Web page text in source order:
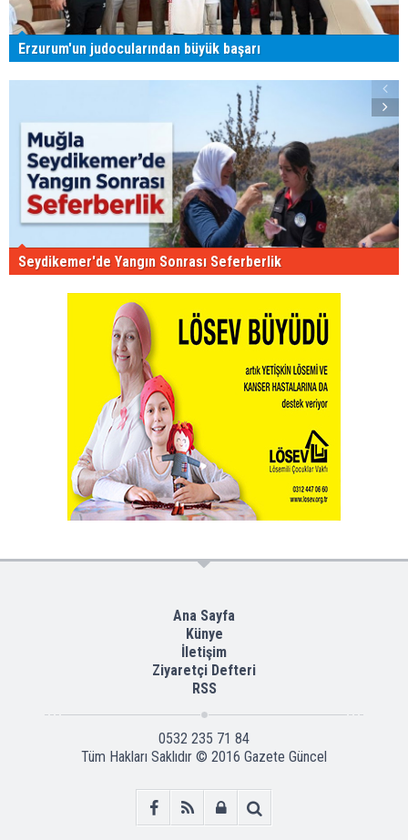
Erzurum'un judocularından büyük başarı
Seydikemer'de Yangın Sonrası Seferberlik
Ana Sayfa
Künye
İletişim
Ziyaretçi Defteri
RSS
0532 235 71 84
Tüm Hakları Saklıdır © 2016 Gazete Güncel